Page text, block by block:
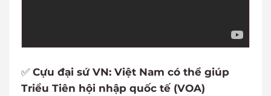
✅ Cựu đại sứ VN: Việt Nam có thể giúp
Triều Tiên hội nhập quốc tế (VOA)